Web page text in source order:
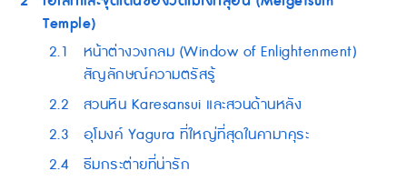
Temple)
2.1
หน้าต่างวงกลม (Window of Enlightenment)
สัญลักษณ์ความตรัสรู้
2.2
สวนหิน Karesansui และสวนด้านหลัง
2.3
อุโมงค์ Yagura ที่ใหญ่ที่สุดในคามาคุระ
2.4
ธีมกระต่ายที่น่ารัก